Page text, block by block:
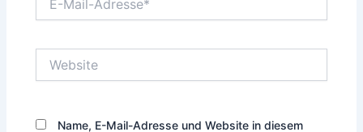
Mail-
Name, E-Mail-Adresse und Website in diesem